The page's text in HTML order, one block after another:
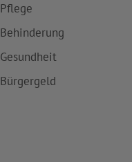
Pflege
Behinderung
Gesundheit
Bürgergeld